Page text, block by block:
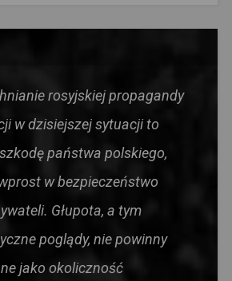
rosyjskiej propagandy
w dzisiejszej sytuacji to
państwa polskiego,
w bezpieczeństwo
Głupota, a tym
poglądy, nie powinny
jako okoliczność